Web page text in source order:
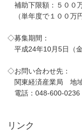
補助下限額：５００
（単年度で１００万円
◇募集期間：
平成24年10月5日（
◇お問い合わせ先：
関東経済産業局 地
電話：048-600-0236
リンク